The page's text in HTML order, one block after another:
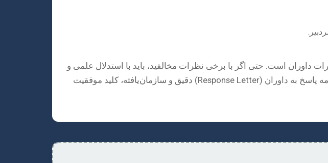
داوران است. حتی اگر با برخی نظرات مخالفید، باید با استدلال علمی و
بدون جبهه‌گیری به آن‌ها پاسخ دهید و در صورت نیاز، تغییرات لازم را اعمال کنید. یک نامه پاسخ به داوران (Response Letter) دقیق و سازمان‌یافته، کلید موفقیت